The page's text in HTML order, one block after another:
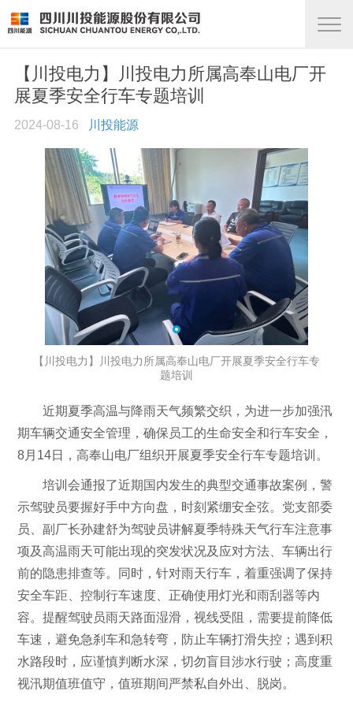
【川投电力】川投电力所属高奉山电厂开
展夏季安全行车专题培训
2024-08-16 川投能源
【川投电力】川投电力所属高奉山电厂开展夏季安全行车专
题培训
近期夏季高温与降雨天气频繁交织，为进一步加强汛
期车辆交通安全管理，确保员工的生命安全和行车安全，
8月14日，高奉山电厂组织开展夏季安全行车专题培训。
培训会通报了近期国内发生的典型交通事故案例，警
示驾驶员要握好手中方向盘，时刻紧绷安全弦。党支部委
员、副厂长孙建舒为驾驶员讲解夏季特殊天气行车注意事
项及高温雨天可能出现的突发状况及应对方法、车辆出行
前的隐患排查等。同时，针对雨天行车，着重强调了保持
安全车距、控制行车速度、正确使用灯光和雨刮器等内
容。提醒驾驶员雨天路面湿滑，视线受阻，需要提前降低
车速，避免急刹车和急转弯，防止车辆打滑失控；遇到积
水路段时，应谨慎判断水深，切勿盲目涉水行驶；高度重
视汛期值班值守，值班期间严禁私自外出、脱岗。